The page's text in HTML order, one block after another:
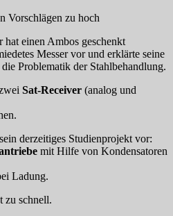
Vorschlägen zu hoch
hat einen Ambos geschenkt
Messer vor und erklärte seine
Problematik der Stahlbehandlung.
Sat-Receiver (analog und
derzeitiges Studienprojekt vor:
mit Hilfe von Kondensatoren
Ladung.
zu schnell.